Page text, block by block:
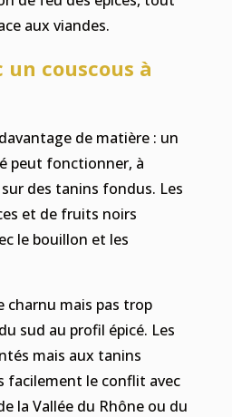
aux viandes.
couscous à
de matière : un
peut fonctionner, à
des tanins fondus. Les
et de fruits noirs
le bouillon et les
charnu mais pas trop
sud au profil épicé. Les
mais aux tanins
facilement le conflit avec
la Vallée du Rhône ou du